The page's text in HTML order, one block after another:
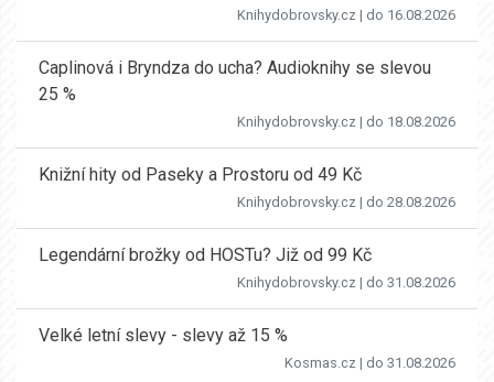
Knihydobrovsky.cz | do 16.08.2026
Caplinová i Bryndza do ucha? Audioknihy se slevou
25 %
Knihydobrovsky.cz | do 18.08.2026
Knižní hity od Paseky a Prostoru od 49 Kč
Knihydobrovsky.cz | do 28.08.2026
Legendární brožky od HOSTu? Již od 99 Kč
Knihydobrovsky.cz | do 31.08.2026
Velké letní slevy - slevy až 15 %
Kosmas.cz | do 31.08.2026